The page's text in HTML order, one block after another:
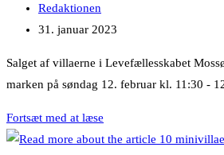
Bakke
category:
Post
author:
Redaktionen
Post
31. januar 2023
Salget af villaerne i Levefællesskabet
marken på søndag 12. februar kl. 11:30 -
Fortsæt med at læse
hus